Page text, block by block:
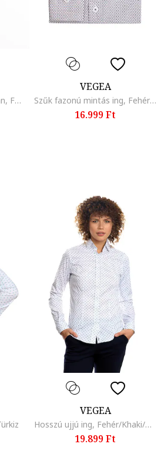
Póló mintával a hátoldalán, Fehér
VEGEA
Szűk fazonú mintás ing, Fehér/Világoskék
16.999 Ft
VEGEA
Hosszú ujjú ing, Fehér/Khaki/Kék
19.899 Ft